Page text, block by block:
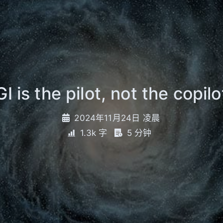
is the pilot, not the
2024年11月24日 凌晨
1.3k 字
5 分钟